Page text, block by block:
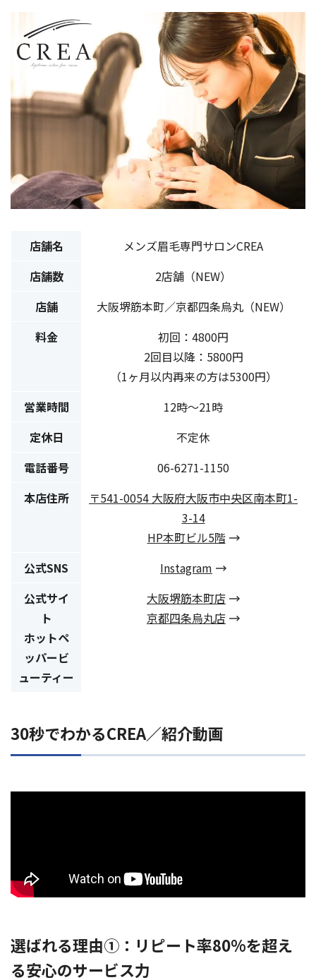
店舗名
メンズ眉毛専門サロンCREA
店舗数
2店舗（NEW）
店舗
大阪堺筋本町／京都四条烏丸（NEW）
料金
初回：4800円
2回目以降：5800円
（1ヶ月以内再来の方は5300円）
営業時間
12時〜21時
定休日
不定休
電話番号
06-6271-1150
本店住所
〒541-0054 大阪府大阪市中央区南本町1-
3-14
HP本町ビル5階
公式SNS
Instagram
公式サイ
ト
ホットペ
ッパービ
ューティー
大阪堺筋本町店
京都四条烏丸店
30秒でわかるCREA／紹介動画
選ばれる理由①：リピート率80%を超え
る安心のサービス力